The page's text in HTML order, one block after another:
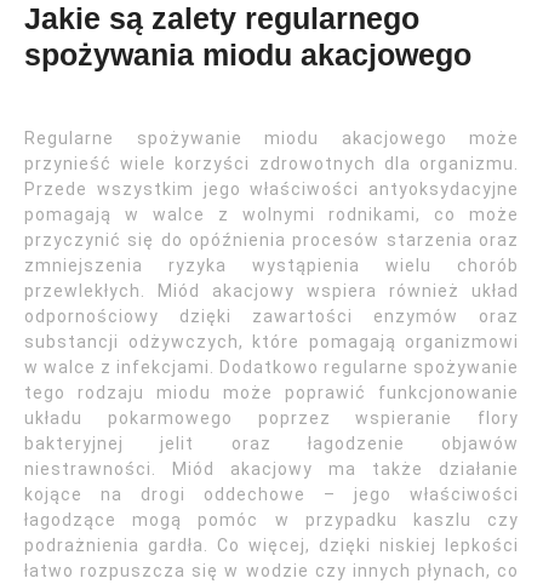
Jakie są zalety regularnego
spożywania miodu akacjowego
Regularne spożywanie miodu akacjowego może
przynieść wiele korzyści zdrowotnych dla organizmu.
Przede wszystkim jego właściwości antyoksydacyjne
pomagają w walce z wolnymi rodnikami, co może
przyczynić się do opóźnienia procesów starzenia oraz
zmniejszenia ryzyka wystąpienia wielu chorób
przewlekłych. Miód akacjowy wspiera również układ
odpornościowy dzięki zawartości enzymów oraz
substancji odżywczych, które pomagają organizmowi
w walce z infekcjami. Dodatkowo regularne spożywanie
tego rodzaju miodu może poprawić funkcjonowanie
układu pokarmowego poprzez wspieranie flory
bakteryjnej jelit oraz łagodzenie objawów
niestrawności. Miód akacjowy ma także działanie
kojące na drogi oddechowe – jego właściwości
łagodzące mogą pomóc w przypadku kaszlu czy
podrażnienia gardła. Co więcej, dzięki niskiej lepkości
łatwo rozpuszcza się w wodzie czy innych płynach, co